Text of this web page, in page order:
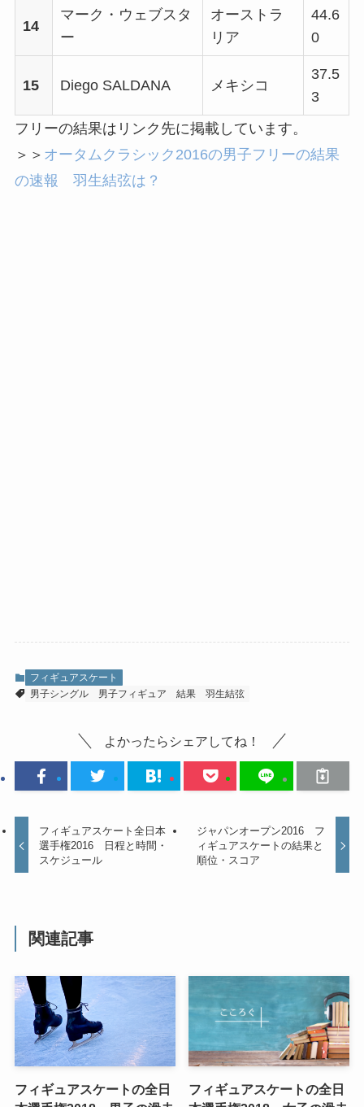
14
マーク・ウェブスタ
ー
オーストラ
リア
44.6
0
15 Diego SALDANA メキシコ
37.5
3
フリーの結果はリンク先に掲載しています。
＞＞ オータムクラシック2016の男子フリーの結果
の速報 羽生結弦は？
フィギュアスケート
男子シングル
男子フィギュア 結果 羽生結弦
よかったらシェアしてね！
フィギュアスケート全日本
選手権2016 日程と時間・
スケジュール
ジャパンオープン2016 フ
ィギュアスケートの結果と
順位・スコア
関連記事
フィギュアスケートの全日
フィギュアスケートの全日